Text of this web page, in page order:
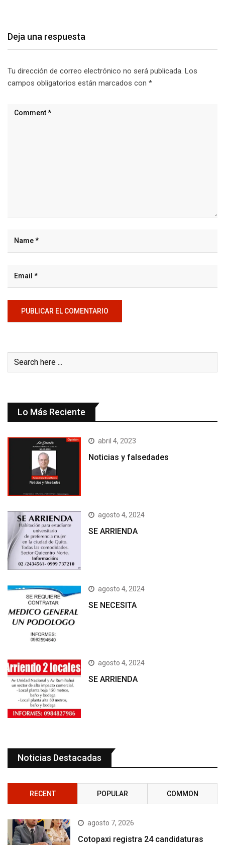
Deja una respuesta
Tu dirección de correo electrónico no será publicada. Los
campos obligatorios están marcados con *
Lo Más Reciente
abril 4, 2023
Noticias y falsedades
agosto 4, 2024
SE ARRIENDA
agosto 4, 2024
SE NECESITA
agosto 4, 2024
SE ARRIENDA
Noticias Destacadas
RECENT POPULAR COMMON
agosto 7, 2026
Cotopaxi registra 24 candidaturas